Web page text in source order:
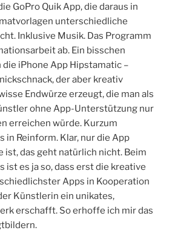
GoPro Quik App, die daraus in
unterschiedliche
Inklusive Musik. Das Programm
ab. Ein bisschen
iPhone App Hipstamatic –
der aber kreativ
Endwürze erzeugt, die man als
ohne App-Unterstützung nur
erreichen würde. Kurzum
in Reinform. Klar, nur die App
ist, das geht natürlich nicht. Beim
ist es ja so, dass erst die kreative
Apps in Kooperation
Künstlerin ein unikates,
erschafft. So erhoffe ich mir das